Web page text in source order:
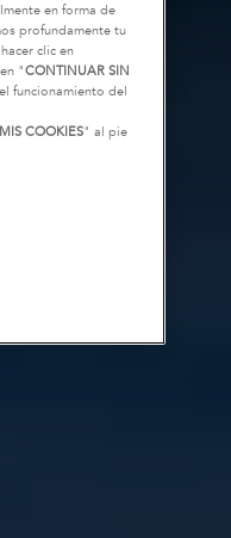
en forma de
profundamente tu
clic en
"CONTINUAR SIN
funcionamiento del
COOKIES" al pie